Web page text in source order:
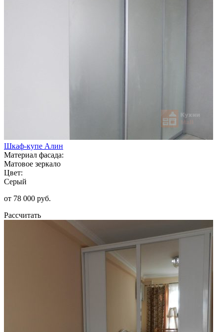
Шкаф-купе Алин
Материал фасада:
Матовое зеркало
Цвет:
Серый
от 78 000 руб.
Рассчитать